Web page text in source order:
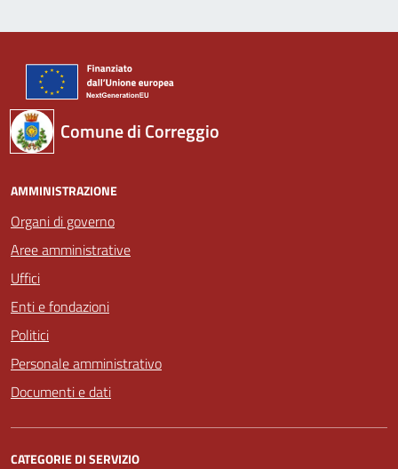
Comune di Correggio
AMMINISTRAZIONE
Organi di governo
Aree amministrative
Uffici
Enti e fondazioni
Politici
Personale amministrativo
Documenti e dati
CATEGORIE DI SERVIZIO